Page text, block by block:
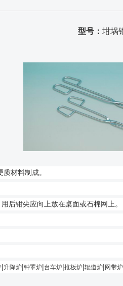
型号： 坩埚
材料制成。
后钳尖应向上放在桌面或石棉网 上。
|升降炉|钟罩炉|台车炉|推板炉|辊道炉| 网带炉